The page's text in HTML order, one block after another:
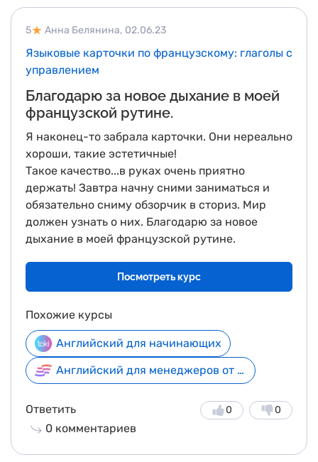
продолжать улучшить мой французский, чтобы
довести все до автоматизма, поэтому я решила
записаться на курс ""Саморазвитие"". Я
понимаю, что возможно это будет сложно, но я
очень хочу превзойти мои возможности и
лучше говорить на французском языке.
Спасибо Евгению за его помощь на протяжении
всего курса. Я счастлива продолжать мое
французское путешествие с CocoÉcole 💙🤍❤️
5 02.06.23
Анна Белянина,
Языковые карточки по французскому: глаголы с
управлением
Благодарю за новое дыхание в моей
французской рутине.
Я наконец-то забрала карточки. Они нереально
хороши, такие эстетичные!
Такое качество...в руках очень приятно
держать! Завтра начну сними заниматься и
обязательно сниму обзорчик в сториз. Мир
должен узнать о них. Благодарю за новое
дыхание в моей французской рутине.
Посмотреть курс
Похожие курсы
Английский для начинающих
Английский для менеджеров от 1290 ₽
Ответить
0 комментариев
0
0